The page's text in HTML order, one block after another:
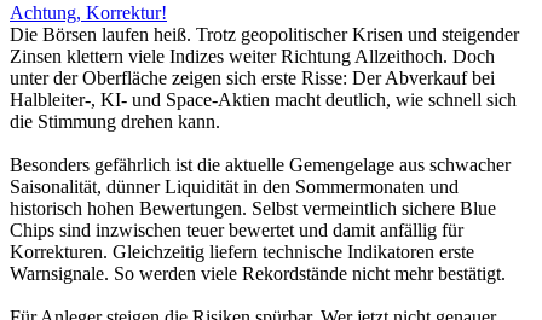
Achtung, Korrektur!
Die Börsen laufen heiß. Trotz geopolitischer Krisen und steigender
Zinsen klettern viele Indizes weiter Richtung Allzeithoch. Doch
unter der Oberfläche zeigen sich erste Risse: Der Abverkauf bei
Halbleiter-, KI- und Space-Aktien macht deutlich, wie schnell sich
die Stimmung drehen kann.
Besonders gefährlich ist die aktuelle Gemengelage aus schwacher
Saisonalität, dünner Liquidität in den Sommermonaten und
historisch hohen Bewertungen. Selbst vermeintlich sichere Blue
Chips sind inzwischen teuer bewertet und damit anfällig für
Korrekturen. Gleichzeitig liefern technische Indikatoren erste
Warnsignale. So werden viele Rekordstände nicht mehr bestätigt.